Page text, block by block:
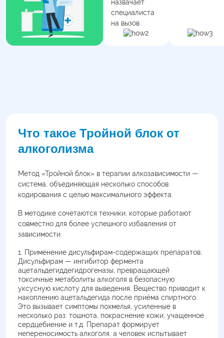
назвачает
специалиста
на вызов
Что такое Тройной блок от
алкоголизма
Метод «Тройной блок» в терапии алкозависимости —
система, объединяющая несколько способов
кодирования с целью максимального эффекта.
В методике сочетаются техники, которые работают
совместно для более успешного избавления от
зависимости.
Применение дисульфирам-содержащих препаратов.
Дисульфирам — ингибитор фермента
ацетальдегиддегидрогеназы, превращающей
токсичные метаболиты алкоголя в безопасную
уксусную кислоту для выведения. Вещество приводит к
накоплению ацетальдегида после приёма спиртного.
Это вызывает симптомы похмелья, усиленные в
несколько раз: тошнота, покраснение кожи, учащенное
сердцебиение и т.д. Препарат формирует
непереносимость алкоголя, а человек испытывает